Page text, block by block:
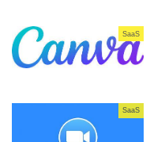
SaaS
SaaS